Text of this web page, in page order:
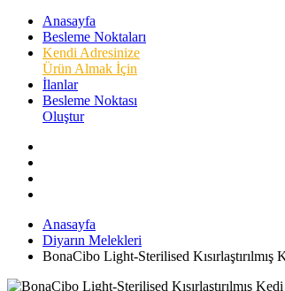
Anasayfa
Besleme Noktaları
Kendi Adresinize
Ürün Almak İçin
İlanlar
Besleme Noktası
Oluştur
Anasayfa
Diyarın Melekleri
BonaCibo Light-Sterilised